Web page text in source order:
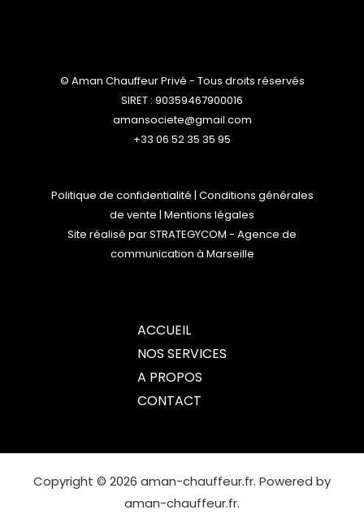
© Aman Chauffeur Privé - Tous droits réservés
SIRET : 90359467900016
amansociete@gmail.com
+33 06 52 35 35 95
Politique de confidentialité | Conditions générales
de vente | Mentions légales
Site réalisé parSTRATEGYCOM - Agence de
communication à Marseille
ACCUEIL
NOS SERVICES
A PROPOS
CONTACT
Copyright © 2026 aman-chauffeur.fr. Powered by
aman-chauffeur.fr.